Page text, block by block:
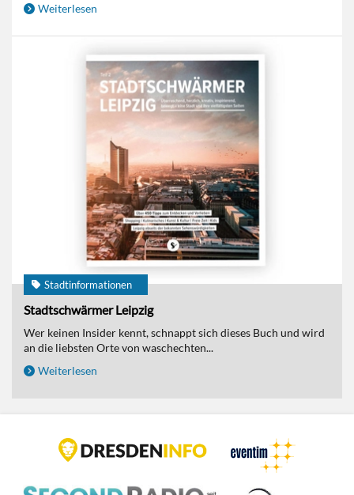
Weiterlesen
Stadtinformationen
Stadtschwärmer Leipzig
Wer keinen Insider kennt, schnappt sich dieses Buch und wird
an die liebsten Orte von waschechten...
Weiterlesen